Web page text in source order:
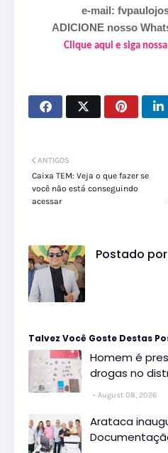
e-mail:
ADICIONE nosso
Clique aqui e siga
ANTIGOS
Caixa TEM: Veja o que fazer se
você não está conseguindo
acessar
Postado por
Talvez Você Goste Destas
Homem é
drogas no
August 08, 2026
Arataca